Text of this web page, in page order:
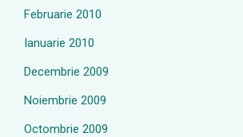
Februarie 2010
Ianuarie 2010
Decembrie 2009
Noiembrie 2009
Octombrie 2009